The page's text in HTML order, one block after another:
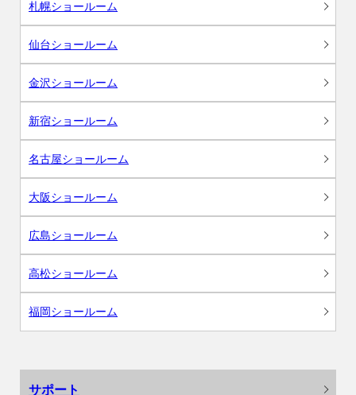
札幌ショールーム
仙台ショールーム
金沢ショールーム
新宿ショールーム
名古屋ショールーム
大阪ショールーム
広島ショールーム
高松ショールーム
福岡ショールーム
サポート